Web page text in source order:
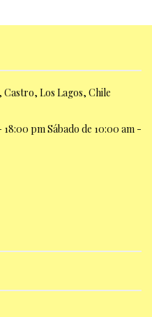
Los Lagos, Chile
18:00 pm Sábado de 10:00 am -